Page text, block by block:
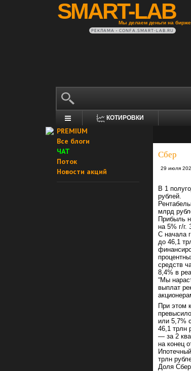
SMART-LAB
Мы делаем деньги на бирже
РЕКЛАМА • CONFA.SMART-LAB.RU
КОТИРОВКИ
PREMIUM
Все блоги
ЧАТ
Поток
Новости акций
Сбер
29 июля
В 1
рублей.
млрд
Прибыль
на 5% г/г.
С начала
до 46,1
средств
8,4% в
“Мы
выплат
При этом
или 5,7%
46,1 трлн
— за 2
на конец
трлн
Доля